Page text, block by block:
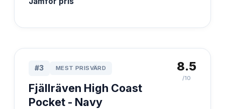
#3 MEST PRISVÄRD
Fjällräven High Coast
Pocket - Navy
8.5
/10